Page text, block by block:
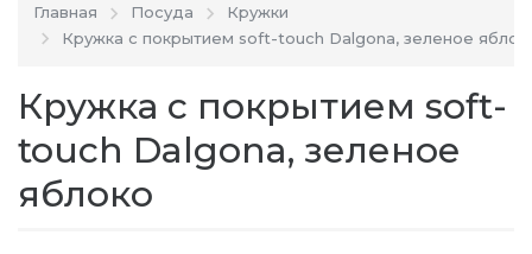
Главная Посуда
Кружки
Кружка с покрытием soft-touch Dalgona, зеленое
Кружка с покрытием soft-
touch Dalgona, зеленое
яблоко